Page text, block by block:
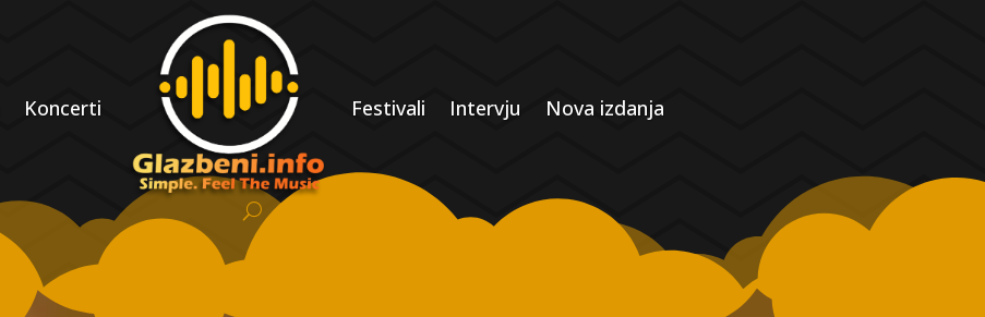
Koncerti Festivali Intervju Nova izdanja